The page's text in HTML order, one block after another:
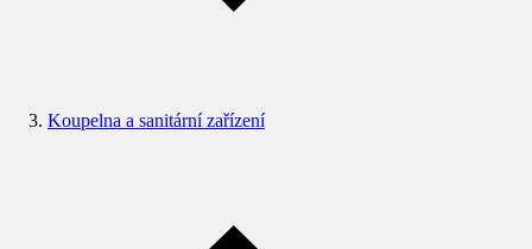
Koupelna a sanitární zařízení